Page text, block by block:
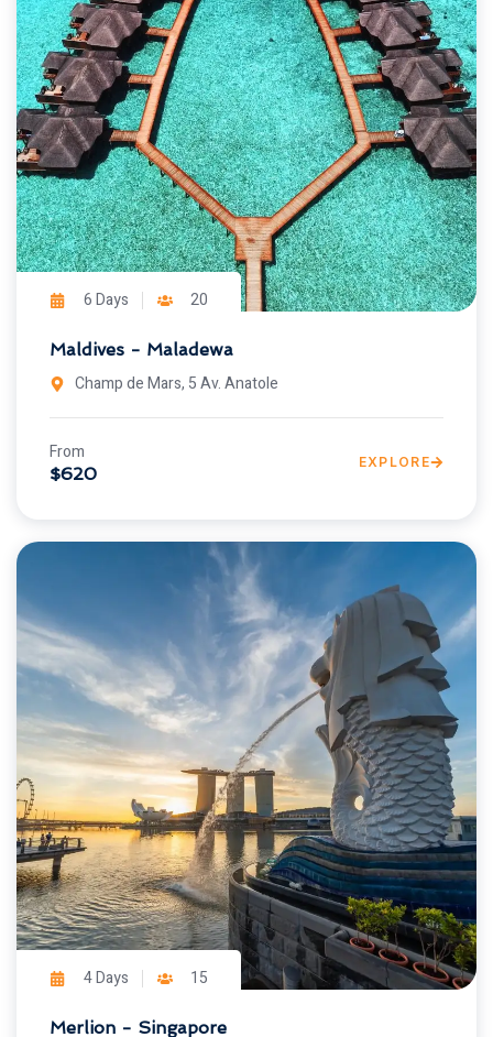
6 Days 20
Maldives - Maladewa
Champ de Mars, 5 Av. Anatole
From
$620
EXPLORE
4 Days 15
Merlion - Singapore